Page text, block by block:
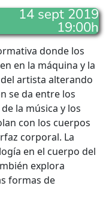
14 sept 2019
19:00h
donde los
en la máquina y la
artista alterando
se da entre los
la música y los
con los cuerpos
corporal. La
en el cuerpo del
explora
formas de